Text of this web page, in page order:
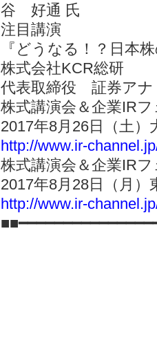
谷 好通 氏
注目講演
『どうなる！？日本
株式会社KCR総研
代表取締役 証券ア
株式講演会＆企業IR
2017年8月26日（土
http://www.ir-
株式講演会＆企業IR
2017年8月28日（月
http://www.ir-